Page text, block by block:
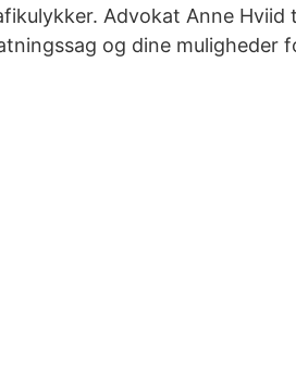
Advokat Anne Hviid
og dine muligheder